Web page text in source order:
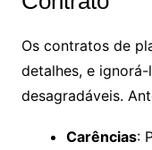
Os contratos de
detalhes, e
desagradáveis.
Carências: